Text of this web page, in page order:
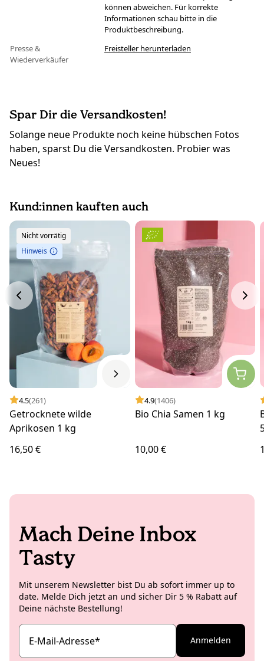
können abweichen. Für korrekte
Informationen schau bitte in die
Produktbeschreibung.
Presse &
Wiederverkäufer
Freisteller herunterladen
Spar Dir die Versandkosten!
Solange neue Produkte noch keine hübschen Fotos
haben, sparst Du die Versandkosten. Probier was
Neues!
Kund:innen kauften auch
Nicht vorrätig
Hinweis
4.5(261)
Getrocknete wilde
Aprikosen 1 kg
16,50 €
4.9(1406)
Bio Chia Samen 1 kg
10,00 €
Mach Deine Inbox
Tasty
Mit unserem Newsletter bist Du ab sofort immer up to
date. Melde Dich jetzt an und sicher Dir 5 % Rabatt auf
Deine nächste Bestellung!
E-Mail-Adresse* Anmelden